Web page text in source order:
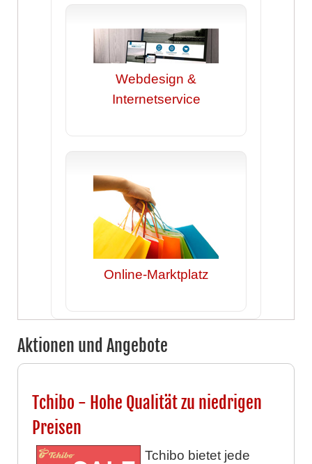
Webdesign &
Internetservice
Online-Marktplatz
Aktionen und Angebote
Tchibo - Hohe Qualität zu niedrigen
Preisen
Tchibo bietet jede